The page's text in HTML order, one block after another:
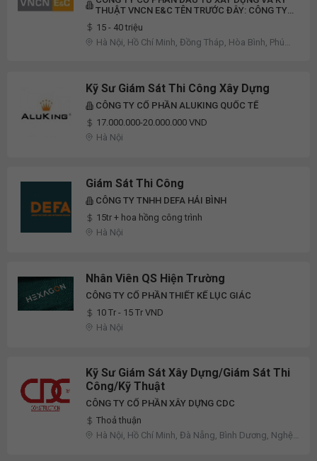
THUẬT VNCN E&C TÊN TRƯỚC ĐÂY: CÔNG TY
15 - 40 triệu
Hà Nội, Hồ Chí Minh, Đồng Tháp, Hòa Bình, Phú
Kỹ Sư Giám Sát Thi Công Xây Dựng
CÔNG TY CỔ PHẦN ALUKING QUỐC TẾ
17.000.000-20.000.000 VND
Hà Nội
Giám Sát Thi Công
CÔNG TY TNHH DEFA HẢI BÌNH
15tr + hoa hồng công trình
Hà Nội
Nhân Viên QS Hiện Trường
CÔNG TY CỔ PHẦN THIẾT KẾ LỤC GIÁC
10 Tr - 15 Tr VND
Hà Nội
Kỹ Sư Giám Sát Xây Dựng/Giám Sát Thi
Công/Kỹ Thuật
CÔNG TY CỔ PHẦN XÂY DỰNG CDC
Thoả thuận
Hà Nội, Hồ Chí Minh, Đà Nẵng, Bình Dương, Nghệ